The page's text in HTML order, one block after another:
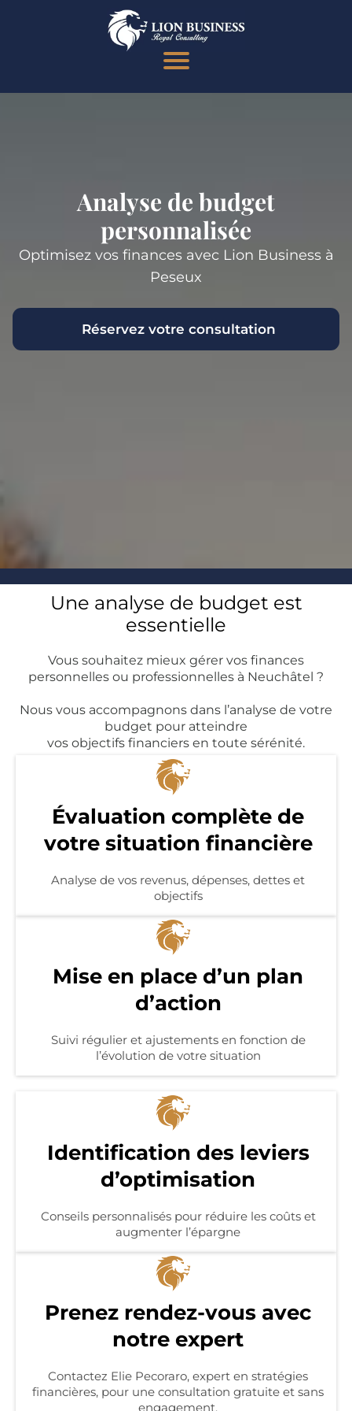
Analyse de budget
personnalisée
Optimisez vos finances avec Lion Business à
Peseux
Réservez votre consultation
Une analyse de budget est
essentielle
Vous souhaitez mieux gérer vos finances
personnelles ou professionnelles à Neuchâtel ?
Nous vous accompagnons dans l’analyse de votre
budget pour atteindre
vos objectifs financiers en toute sérénité.
​Évaluation complète de
votre situation financière
Analyse de vos revenus, dépenses, dettes et
objectifs
​Mise en place d’un plan
d’action
Suivi régulier et ajustements en fonction de
l’évolution de votre situation
​Identification des leviers
d’optimisation
Conseils personnalisés pour réduire les coûts et
augmenter l’épargne
Prenez rendez-vous avec
notre expert​
Contactez Elie Pecoraro, expert en stratégies
financières, pour une consultation gratuite et sans
engagement.